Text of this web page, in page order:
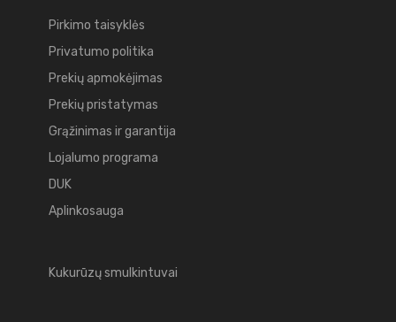
Pirkimo taisyklės
Privatumo politika
Prekių apmokėjimas
Prekių pristatymas
Grąžinimas ir garantija
Lojalumo programa
DUK
Aplinkosauga
Kukurūzų smulkintuvai